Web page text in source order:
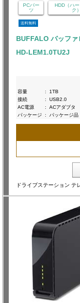
PCパー
ツ
HDD（ハ
ク）
送料無料
BUFFALO バッファ
HD-LEM1.0TU2J
容量
:
1TB
接続
:
USB2.0
AC電源
:
ACアダプタ
パッケージ
: パッケージ品
ドライブステーション テ